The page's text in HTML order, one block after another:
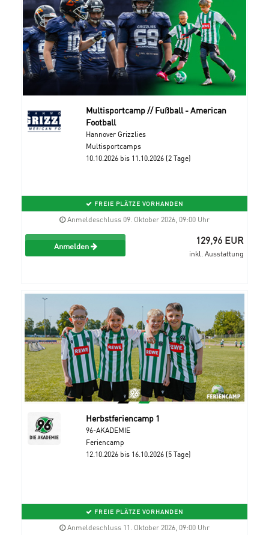
Multisportcamp // Fußball - American
Football
Hannover Grizzlies
Multisportcamps
10.10.2026 bis 11.10.2026 (2 Tage)
FREIE PLÄTZE VORHANDEN
Anmeldeschluss 09. Oktober 2026, 09:00 Uhr
Anmelden 129,96 EUR
inkl. Ausstattung
Herbstferiencamp 1
96-AKADEMIE
Feriencamp
12.10.2026 bis 16.10.2026 (5 Tage)
FREIE PLÄTZE VORHANDEN
Anmeldeschluss 11. Oktober 2026, 09:00 Uhr